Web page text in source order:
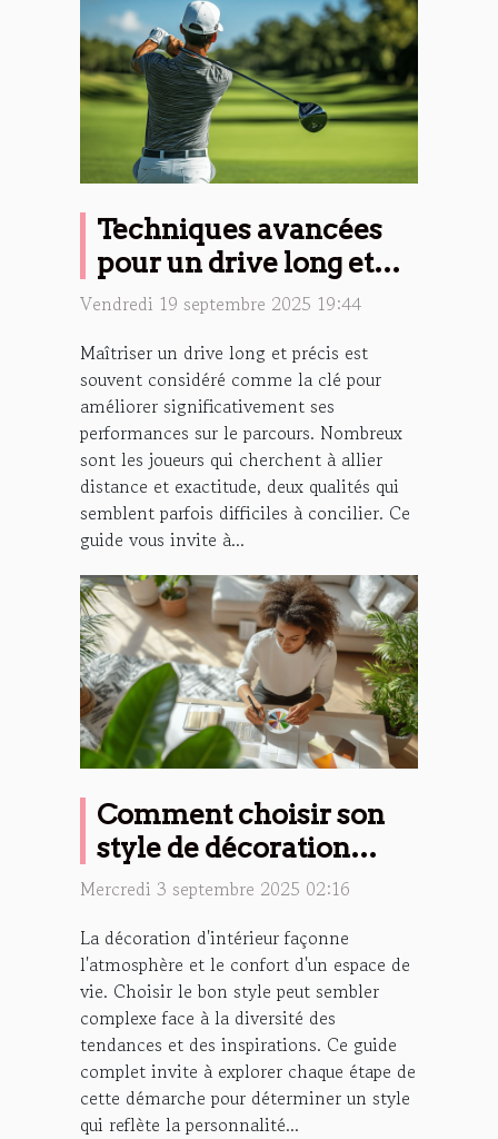
Techniques avancées
pour un drive long et
précis
Vendredi 19 septembre 2025 19:44
Maîtriser un drive long et précis est
souvent considéré comme la clé pour
améliorer significativement ses
performances sur le parcours. Nombreux
sont les joueurs qui cherchent à allier
distance et exactitude, deux qualités qui
semblent parfois difficiles à concilier. Ce
guide vous invite à...
Comment choisir son
style de décoration
d'intérieur ?
Mercredi 3 septembre 2025 02:16
La décoration d'intérieur façonne
l'atmosphère et le confort d'un espace de
vie. Choisir le bon style peut sembler
complexe face à la diversité des
tendances et des inspirations. Ce guide
complet invite à explorer chaque étape de
cette démarche pour déterminer un style
qui reflète la personnalité...